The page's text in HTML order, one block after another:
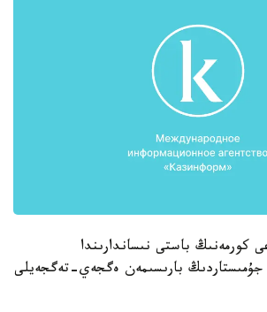
كورمەنىڭ باستى نىساندارىندا
جۇمىستاردىڭ بارىسىمەن ەگجەي-تەگجەيلى